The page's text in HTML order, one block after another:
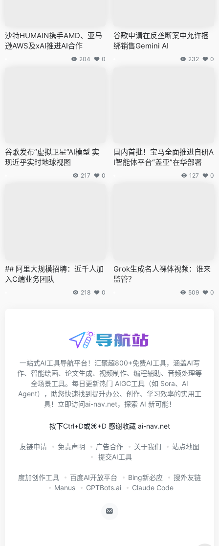
沙特HUMAIN携手AMD、亚马
逊AWS及xAI推进AI合作
204 0
谷歌申请在反垄断案中允许捆
绑销售Gemini AI
232 0
谷歌发布”虚拟卫星”AI模型 实
现近乎实时地球视图
217 0
国内首批！宝马全面推进自研A
I智能体平台“盖亚”在华部署
127 0
## 阿里大规模招聘：近千人加
入C端业务团队
218 0
Grok生成名人裸体视频：谁来
监管？
509 0
一站式AI工具导航平台！汇聚超800+免费AI工具，涵盖AI写
作、智能绘画、论文生成、视频制作、编程辅助、音频处理等
全场景工具。每日更新热门 AIGC工具（如 Sora、AI
Agent），助您快速找到提升办公、创作、学习效率的实用工
具！立即访问ai-nav.net，探索 AI 新可能！
按下Ctrl+D或⌘+D 感谢收藏 ai-nav.net
友链申请 免责声明 广告合作 关于我们
站点地图
提交AI工具
度加创作工具 百度AI开放平台 Bing新必应
搜外友链
Manus
GPTBots.ai Claude Code